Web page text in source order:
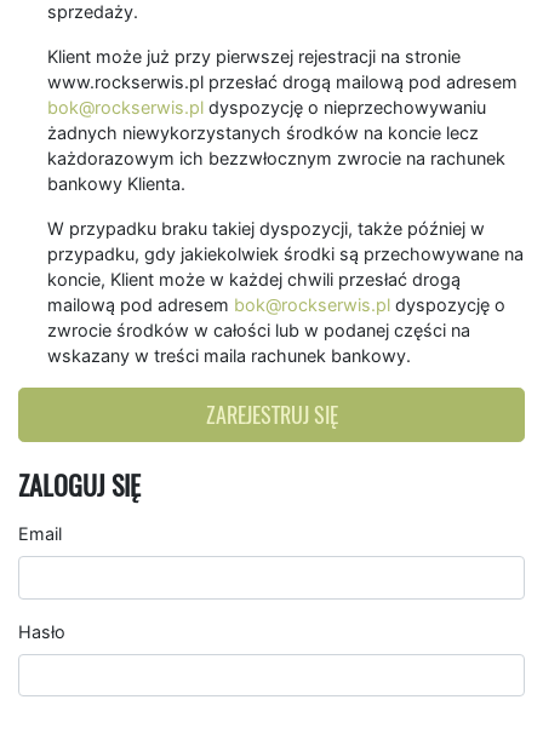
sprzedaży.
Klient może już przy pierwszej rejestracji na stronie
www.rockserwis.pl przesłać drogą mailową pod adresem
bok@rockserwis.pl dyspozycję o nieprzechowywaniu
żadnych niewykorzystanych środków na koncie lecz
każdorazowym ich bezzwłocznym zwrocie na rachunek
bankowy Klienta.
W przypadku braku takiej dyspozycji, także później w
przypadku, gdy jakiekolwiek środki są przechowywane na
koncie, Klient może w każdej chwili przesłać drogą
mailową pod adresem bok@rockserwis.pl dyspozycję o
zwrocie środków w całości lub w podanej części na
wskazany w treści maila rachunek bankowy.
ZAREJESTRUJ SIĘ
ZALOGUJ SIĘ
Email
Hasło